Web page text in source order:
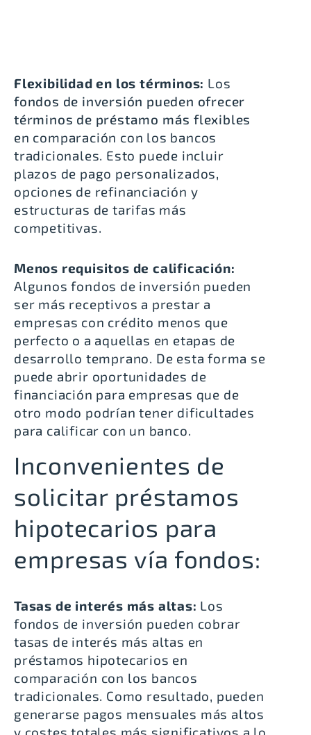
Flexibilidad en los términos: Los
fondos de inversión pueden ofrecer
términos de préstamo más flexibles
en comparación con los bancos
tradicionales. Esto puede incluir
plazos de pago personalizados,
opciones de refinanciación y
estructuras de tarifas más
competitivas.
Menos requisitos de calificación:
Algunos fondos de inversión pueden
ser más receptivos a prestar a
empresas con crédito menos que
perfecto o a aquellas en etapas de
desarrollo temprano. De esta forma se
puede abrir oportunidades de
financiación para empresas que de
otro modo podrían tener dificultades
para calificar con un banco.
Inconvenientes de
solicitar préstamos
hipotecarios para
empresas vía fondos:
Tasas de interés más altas: Los
fondos de inversión pueden cobrar
tasas de interés más altas en
préstamos hipotecarios en
comparación con los bancos
tradicionales. Como resultado, pueden
generarse pagos mensuales más altos